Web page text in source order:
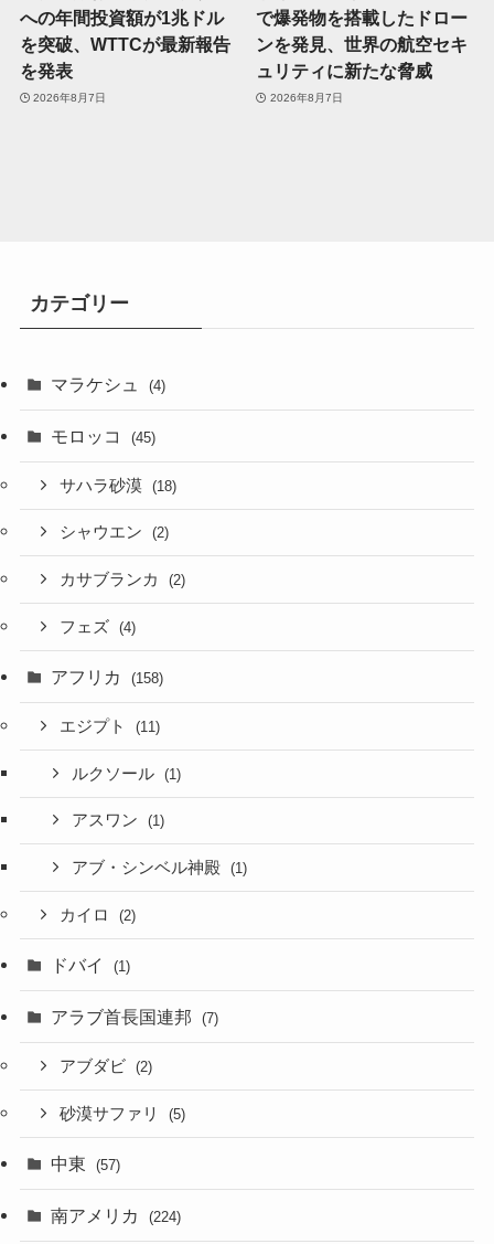
への年間投資額が1兆ドル
を突破、WTTCが最新報告
を発表
2026年8月7日
で爆発物を搭載したドロー
ンを発見、世界の航空セキ
ュリティに新たな脅威
2026年8月7日
カテゴリー
マラケシュ (4)
モロッコ (45)
サハラ砂漠 (18)
シャウエン (2)
カサブランカ (2)
フェズ (4)
アフリカ (158)
エジプト (11)
ルクソール (1)
アスワン (1)
アブ・シンベル神殿 (1)
カイロ (2)
ドバイ (1)
アラブ首長国連邦 (7)
アブダビ (2)
砂漠サファリ (5)
中東 (57)
南アメリカ (224)